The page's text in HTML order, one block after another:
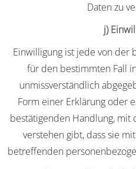
Daten zu
j)
Einwilligung ist jede von der
für den bestimmten Fall
unmissverständlich
Form einer Erklärung oder
bestätigenden Handlung,
verstehen gibt, dass sie
betreffenden